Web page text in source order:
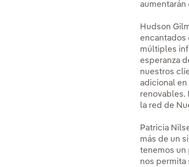
aumentarán
Hudson
encantados
múltiples
esperanza
nuestros
adicional en
renovables.
la red de
Patricia
más de un
tenemos un
nos permita